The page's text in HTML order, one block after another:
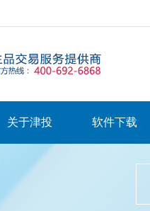
关于津投 软件下载